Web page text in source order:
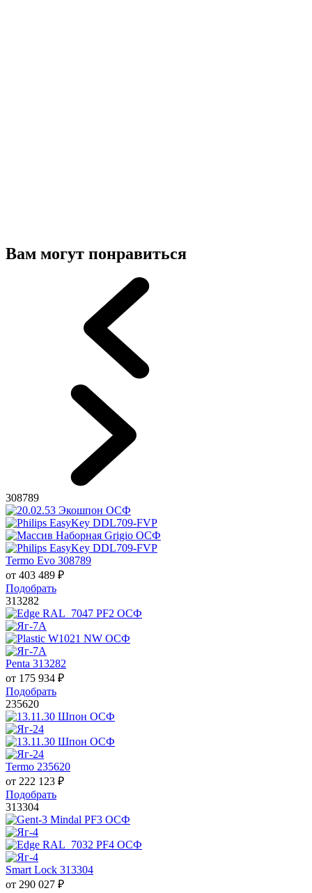
Вам могут понравиться
308789
Termo Evo 308789
от 403 489 ₽
Подобрать
313282
Penta 313282
от 175 934 ₽
Подобрать
235620
Termo 235620
от 222 123 ₽
Подобрать
313304
Smart Lock 313304
от 290 027 ₽